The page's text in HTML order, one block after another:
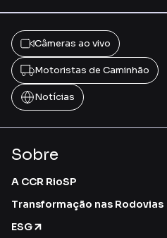
Câmeras ao vivo
Motoristas de Caminhão
Notícias
Sobre
A CCR RioSP
Transformação nas Rodovias
ESG